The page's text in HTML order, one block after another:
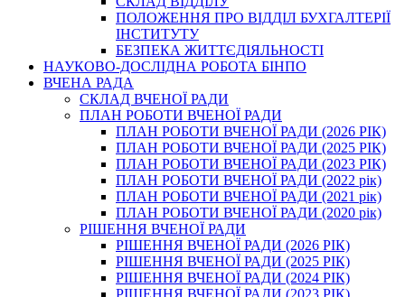
ПОЛОЖЕННЯ ПРО ВІДДІЛ БУХГАЛТЕРІЇ
ІНСТИТУТУ
БЕЗПЕКА ЖИТТЄДІЯЛЬНОСТІ
НАУКОВО-ДОСЛІДНА РОБОТА БІНПО
ВЧЕНА РАДА
СКЛАД ВЧЕНОЇ РАДИ
ПЛАН РОБОТИ ВЧЕНОЇ РАДИ
ПЛАН РОБОТИ ВЧЕНОЇ РАДИ (2026 РІК)
ПЛАН РОБОТИ ВЧЕНОЇ РАДИ (2025 РІК)
ПЛАН РОБОТИ ВЧЕНОЇ РАДИ (2023 РІК)
ПЛАН РОБОТИ ВЧЕНОЇ РАДИ (2022 рік)
ПЛАН РОБОТИ ВЧЕНОЇ РАДИ (2021 рік)
ПЛАН РОБОТИ ВЧЕНОЇ РАДИ (2020 рік)
РІШЕННЯ ВЧЕНОЇ РАДИ
РІШЕННЯ ВЧЕНОЇ РАДИ (2026 РІК)
РІШЕННЯ ВЧЕНОЇ РАДИ (2025 РІК)
РІШЕННЯ ВЧЕНОЇ РАДИ (2024 РІК)
РІШЕННЯ ВЧЕНОЇ РАДИ (2023 РІК)